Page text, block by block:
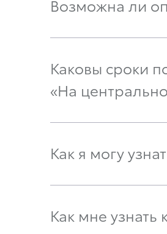
Возможна ли
Каковы сроки
«На
Как я могу
Как мне узнать